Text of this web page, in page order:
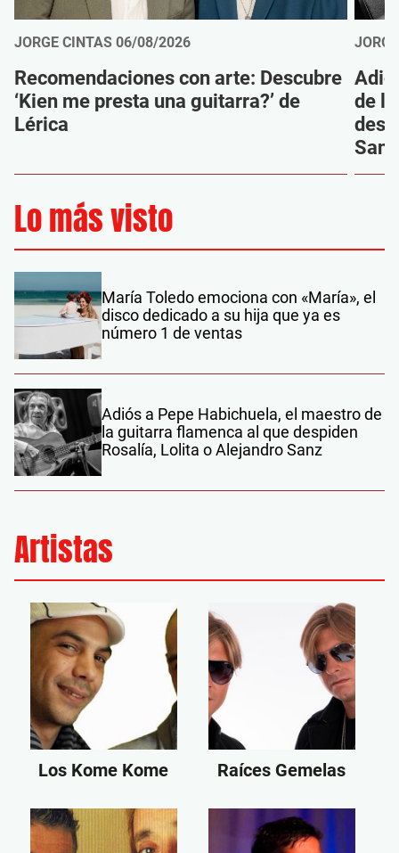
JORGE CINTAS 06/08/2026
Recomendaciones con arte: Descubre
‘Kien me presta una guitarra?’ de
Lérica
de
Sanz
Lo más visto
María Toledo emociona con «María», el
disco dedicado a su hija que ya es
número 1 de ventas
Adiós a Pepe Habichuela, el maestro de
la guitarra flamenca al que despiden
Rosalía, Lolita o Alejandro Sanz
Artistas
Los Kome Kome Raíces Gemelas